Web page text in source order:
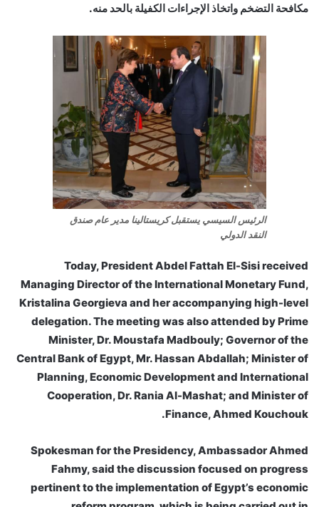
مكافحة التضخم واتخاذ الإجراءات الكفيلة بالحد منه.
الرئيس السيسي يستقبل كريستالينا مدير عام صندق
النقد الدولي
Today, President Abdel Fattah El-Sisi received
Managing Director of the International Monetary Fund,
Kristalina Georgieva and her accompanying high-level
delegation. The meeting was also attended by Prime
Minister, Dr. Moustafa Madbouly; Governor of the
Central Bank of Egypt, Mr. Hassan Abdallah; Minister of
Planning, Economic Development and International
Cooperation, Dr. Rania Al-Mashat; and Minister of
Finance, Ahmed Kouchouk.
Spokesman for the Presidency, Ambassador Ahmed
Fahmy, said the discussion focused on progress
pertinent to the implementation of Egypt’s economic